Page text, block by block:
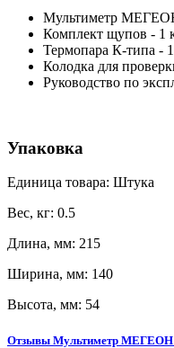
Мультиметр
Комплект щупов - 1
Термопара К-типа -
Колодка для
Руководство по
Упаковка
Единица товара: Штука
Вес, кг: 0.5
Длина, мм: 215
Ширина, мм: 140
Высота, мм: 54
Отзывы Мультиметр МЕГЕОН